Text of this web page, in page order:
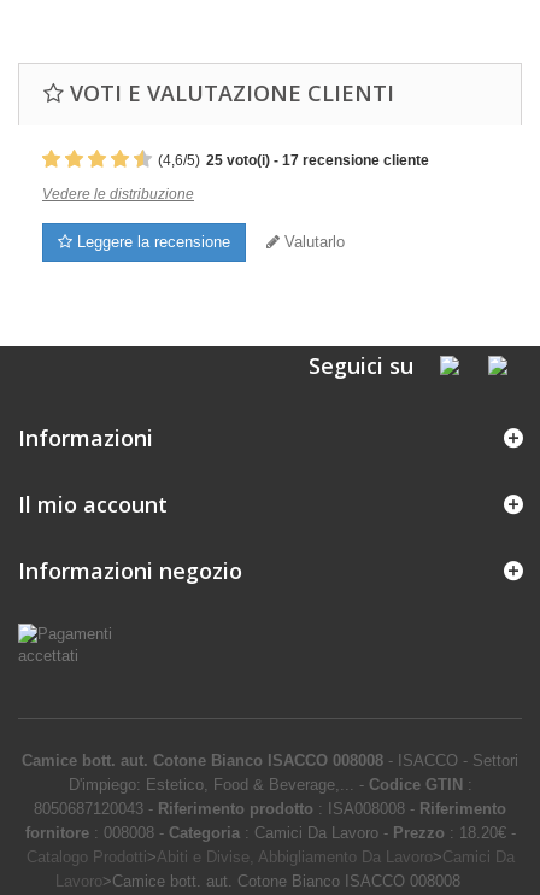
VOTI E VALUTAZIONE CLIENTI
(4,6/5) 25 voto(i) - 17 recensione cliente
Vedere le distribuzione
Leggere la recensione Valutarlo
Seguici su
Informazioni
Il mio account
Informazioni negozio
Camice bott. aut. Cotone Bianco ISACCO 008008 - ISACCO - Settori
D'impiego: Estetico, Food & Beverage,... - Codice GTIN :
8050687120043 - Riferimento prodotto : ISA008008 - Riferimento
fornitore: 008008- Categoria: Camici Da Lavoro- Prezzo : 18.20€ -
Catalogo Prodotti>Abiti e Divise, Abbigliamento Da Lavoro>Camici Da
Lavoro>Camice bott. aut. Cotone Bianco ISACCO 008008